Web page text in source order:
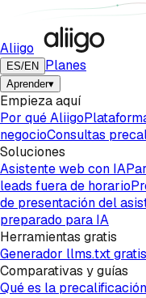
Aliigo
ES/EN Planes
Aprender▾
Empieza aquí
Por qué Aliigo
negocioConsultas
Soluciones
Asistente web con IA
leads fuera de horario
de presentación del
preparado para IA
Herramientas gratis
Generador llms.txt gratis
Comparativas y guías
Qué es la